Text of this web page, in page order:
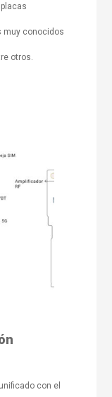
muy conocidos
otros.
con el